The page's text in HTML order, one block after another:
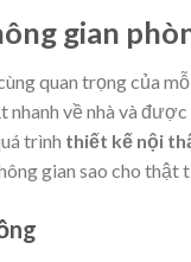
gian
quan trọng của
nhanh về nhà và
trình thiết kế nội
gian sao cho thật